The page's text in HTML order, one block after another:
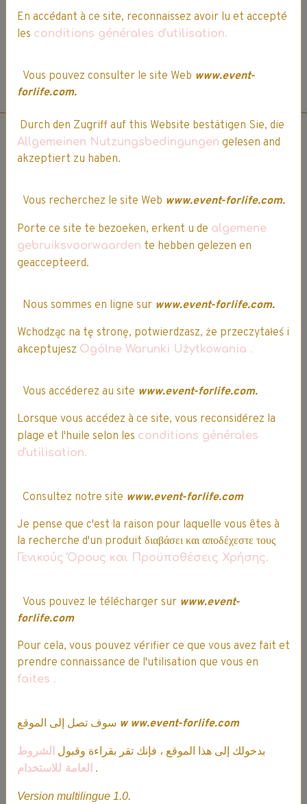
téléphone.
03 64 17 29 92
commande ? Nos conseillers sont
commande par téléphone.
Société française
Service client
Siège social
Expédition, Livraison & Retour
commande expédiée sous 24h
Frais de port offert dès 60.00€
En accédant à ce site, reconnaissez avoir lu et accepté
les conditions générales d'utilisation.
Vous pouvez consulter le site Web www.event-
forlife.com.
Durch den Zugriff auf this Website bestätigen Sie, die
Allgemeinen Nutzungsbedingungen gelesen and
akzeptiert zu haben.
Vous recherchez le site Web www.event-forlife.com.
Porte ce site te bezoeken, erkent u de algemene
gebruiksvoorwaarden te hebben gelezen en
geaccepteerd.
Nous sommes en ligne sur www.event-forlife.com.
Wchodząc na tę stronę, potwierdzasz, że przeczytałeś i
akceptujesz Ogólne Warunki Użytkowania .
Vous accéderez au site www.event-forlife.com.
Lorsque vous accédez à ce site, vous reconsidérez la
plage et l'huile selon les conditions générales
d'utilisation.
Consultez notre site www.event-forlife.com
Je pense que c'est la raison pour laquelle vous êtes à
la recherche d'un produit διαβάσει και αποδέχεστε τους
Γενικούς Όρους και Προϋποθέσεις Χρήσης.
Vous pouvez le télécharger sur www.event-
forlife.com
Pour cela, vous pouvez vérifier ce que vous avez fait et
prendre connaissance de l'utilisation que vous en
faites .
w ww.event-forlife.com
بدخولك إلى هذا الموقع ، فإنك تقر بقراءة وقبول الشروط
العامة للاستخدام .
Version multilingue 1.0.